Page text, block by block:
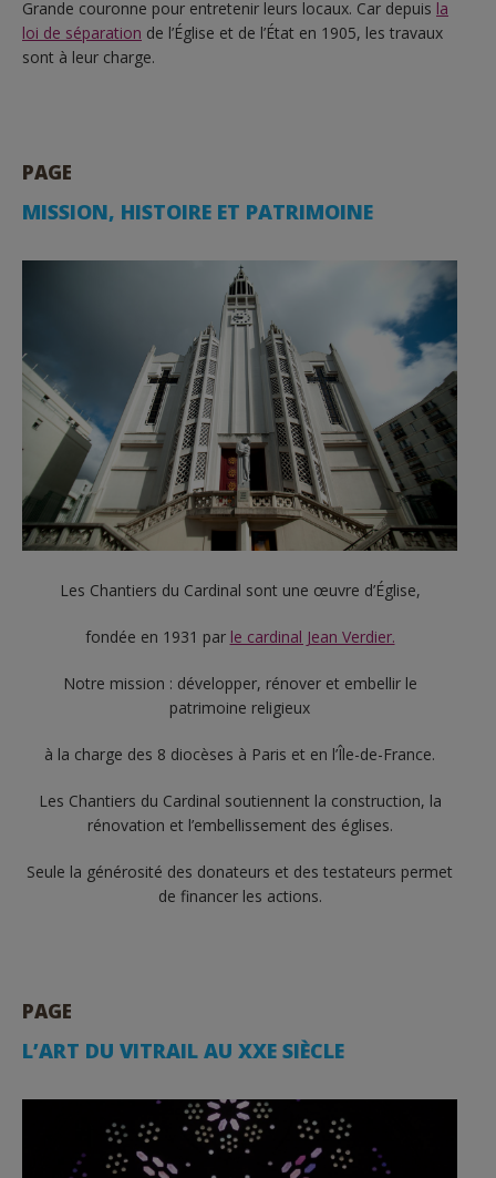
Grande couronne pour entretenir leurs locaux. Car depuis la
loi de séparation de l’Église et de l’État en 1905, les travaux
sont à leur charge.
PAGE
MISSION, HISTOIRE ET PATRIMOINE
Les Chantiers du Cardinal sont une œuvre d’Église,
fondée en 1931 par le cardinal Jean Verdier.
Notre mission : développer, rénover et embellir le
patrimoine religieux
à la charge des 8 diocèses à Paris et en l’Île-de-France.
Les Chantiers du Cardinal soutiennent la construction, la
rénovation et l’embellissement des églises.
Seule la générosité des donateurs et des testateurs permet
de financer les actions.
PAGE
L’ART DU VITRAIL AU XXE SIÈCLE